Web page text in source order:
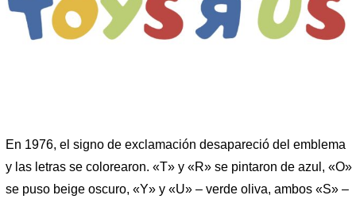
En 1976, el signo de exclamación desapareció del emblema
y las letras se colorearon. «T» y «R» se pintaron de azul, «O»
se puso beige oscuro, «Y» y «U» – verde oliva, ambos «S» –